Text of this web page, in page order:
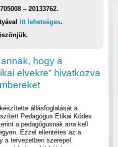
– 20133762.
itt lehetséges.
hogy a
elvekre” hivatkozva
állásfoglalását a
Pedagógus Etikai Kódex
a pedagógusnak arra kell
Ezzel ellentétes az a
a tervezetben szerepel.